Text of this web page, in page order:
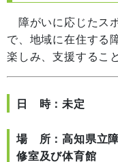
障がいに応じたス
で、地域に在住する
楽しみ、支援するこ
日 時：未定
場 所：高知県立
修室及び体育館